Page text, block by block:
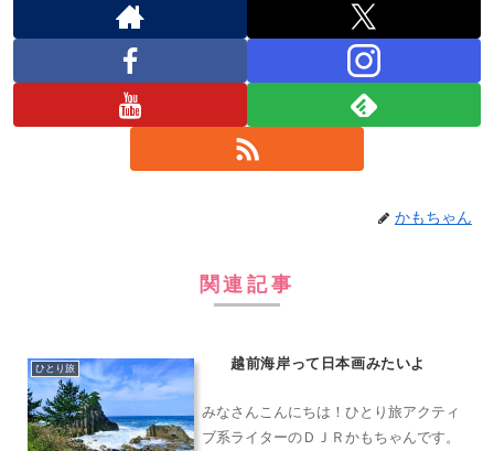
かもちゃん
関連記事
ひとり旅 越前海岸って日本画みたいよ
みなさんこんにちは！ひとり旅アクティ
ブ系ライターのＤＪＲかもちゃんです。